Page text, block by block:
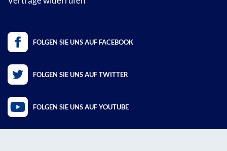
FOLGEN SIE UNS AUF FACEBOOK
FOLGEN SIE UNS AUF TWITTER
FOLGEN SIE UNS AUF YOUTUBE